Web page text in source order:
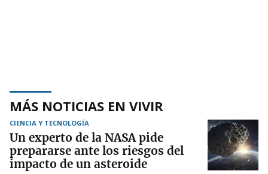
MÁS NOTICIAS EN VIVIR
CIENCIA Y TECNOLOGÍA
Un experto de la NASA pide
prepararse ante los riesgos del
impacto de un asteroide